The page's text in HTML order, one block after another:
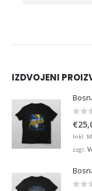
IZDVOJENI
0
€
Inkl.
zzgl.